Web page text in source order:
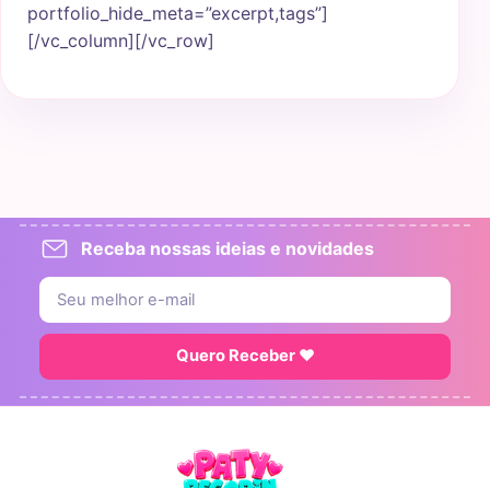
portfolio_hide_meta=”excerpt,tags”]
[/vc_column][/vc_row]
Receba nossas ideias e novidades
Quero Receber ♥